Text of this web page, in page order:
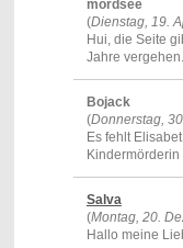
mordsee
(Dienstag, 19.
Hui, die Seite
Jahre
Bojack
(Donnerstag,
Es fehlt
Salva
(Montag, 20.
Hallo meine